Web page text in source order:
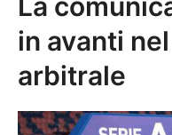
in avanti
arbitrale